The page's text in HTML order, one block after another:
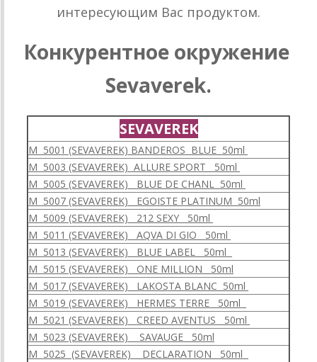
интересующим Вас продуктом.
Конкурентное окружение
Sevaverek.
SEVAVEREK
M 5001 (SEVAVEREK) BANDEROS BLUE 50ml
M 5003 (SEVAVEREK) ALLURE SPORT 50ml
M 5005 (SEVAVEREK) BLUE DE CHANL 50ml
M 5007 (SEVAVEREK) EGOISTE PLATINUM 50ml
M 5009 (SEVAVEREK) 212 SEXY 50ml
M 5011 (SEVAVEREK) AQVA DI GIO 50ml
M 5013 (SEVAVEREK) BLUE LABEL 50ml
M 5015 (SEVAVEREK) ONE MILLION 50ml
M 5017 (SEVAVEREK) LAKOSTA BLANC 50ml
M 5019 (SEVAVEREK) HERMES TERRE 50ml
M 5021 (SEVAVEREK) CREED AVENTUS 50ml
M 5023 (SEVAVEREK) SAVAUGE 50ml
M 5025 (SEVAVEREK) DECLARATION 50ml